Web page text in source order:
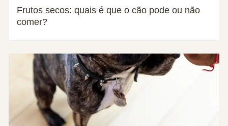
Frutos secos: quais é que o cão pode ou não
comer?